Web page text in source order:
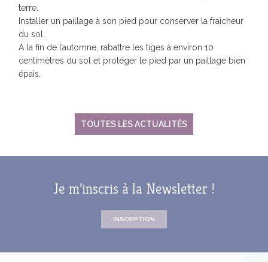
terre.
Installer un paillage à son pied pour conserver la fraîcheur
du sol.
A la fin de l’automne, rabattre les tiges à environ 10
centimètres du sol et protéger le pied par un paillage bien
épais.
TOUTES LES ACTUALITÉS
Je m’inscris à la Newsletter !
INSCRIPTION